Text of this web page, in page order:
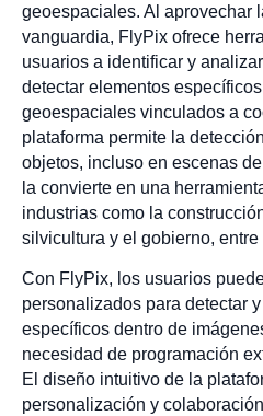
geoespaciales. Al aprovechar
vanguardia, FlyPix ofrece
usuarios a identificar y
detectar elementos
geoespaciales vinculados a
plataforma permite la
objetos, incluso en escenas
la convierte en una
industrias como la
silvicultura y el gobierno, entre
Con FlyPix, los usuarios
personalizados para detectar
específicos dentro de
necesidad de programación
El diseño intuitivo de la
personalización y